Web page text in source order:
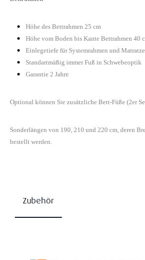
Höhe des Bettrahmen 25 cm
Höhe vom Boden bis Kante Bettrahmen 40
Einlegetiefe für Systemrahmen und
Standartmäßig immer Fuß in Schwebeoptik
Garantie 2 Jahre
Optional können Sie zusätzliche Bett-Füße (2er
Sonderlängen von 190, 210 und 220 cm, deren
bestellt werden.
Zubehör